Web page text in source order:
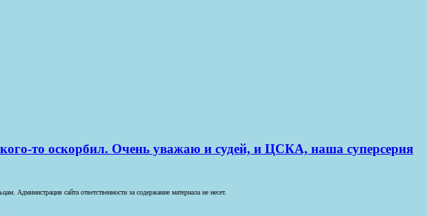
то оскорбил. Очень уважаю и судей, и ЦСКА, наша суперсерия
Администрация сайта ответственности за содержание материала не несет.